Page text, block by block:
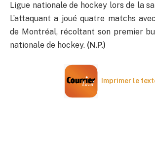
Ligue nationale de hockey lors de la
L’attaquant a joué quatre matchs
de Montréal, récoltant son premier
nationale de hockey. (N.P.)
Imprimer le